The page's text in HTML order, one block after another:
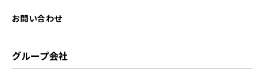
お問い合わせ
グループ会社